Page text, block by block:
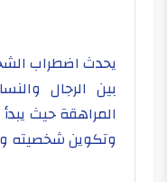
يحدث اضطراب
بين الرجال
المراهقة حيث
وتكوين شخصيته